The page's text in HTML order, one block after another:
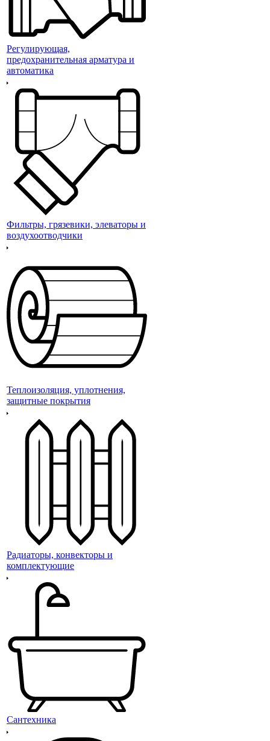
Регулирующая,
предохранительная арматура и
автоматика
Фильтры, грязевики, элеваторы и
воздухоотводчики
Теплоизоляция, уплотнения,
защитные покрытия
Радиаторы, конвекторы и
комплектующие
Сантехника